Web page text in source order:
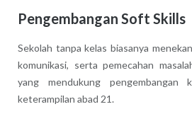
Pengembangan Soft Skills
Sekolah tanpa kelas biasanya
komunikasi, serta pemecahan
yang mendukung pengembangan
keterampilan abad 21.